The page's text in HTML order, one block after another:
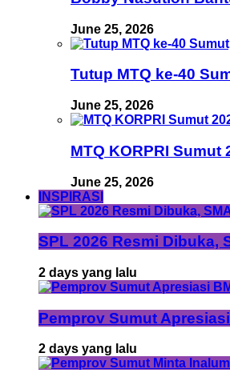
June 25, 2026
Tutup MTQ ke-40
June 25, 2026
MTQ KORPRI
June 25, 2026
INSPIRASI
SPL 2026 Resmi Dibuka,
2 days yang lalu
Pemprov Sumut
2 days yang lalu